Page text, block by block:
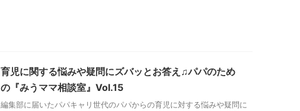
育児に関する悩みや疑問にズバッとお答え♫パパのため
の『みうママ相談室』Vol.15
編集部に届いたパパキャリ世代のパパからの育児に対する悩みや疑問に